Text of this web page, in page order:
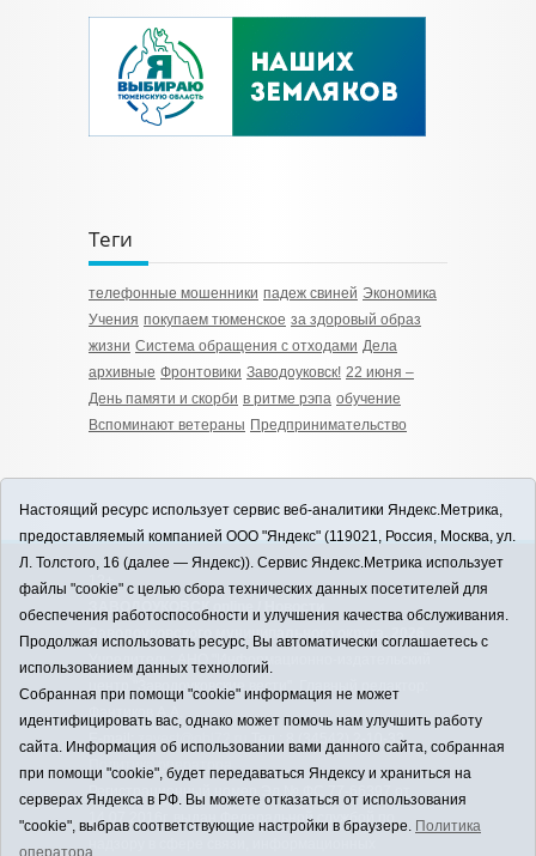
Теги
телефонные мошенники падеж свиней Экономика
Учения покупаем тюменское за здоровый образ
жизни Система обращения с отходами Дела
архивные Фронтовики Заводоуковск! 22 июня –
День памяти и скорби в ритме рэпа обучение
Вспоминают ветераны Предпринимательство
12+
ЗАВОДОУКОВСК online / Новости
Заводоуковского муниципального округа, 2026
Учредитель: АНО "Информационно-издательский
центр "Заводоуковские вести". Главный редактор:
E-mail:
zavest@obl72.ru
Тел.: 8 (34542) 2-10-33
Политика оператора
Регистрационный номер Эл № ФС 77-66397 от
14.07.2016г. выдан Федеральной службой по
Настоящий ресурс использует сервис веб-аналитики Яндекс.Метрика,
предоставляемый компанией ООО "Яндекс" (119021, Россия, Москва, ул.
Л. Толстого, 16 (далее — Яндекс)). Сервис Яндекс.Метрика использует
файлы "cookie" с целью сбора технических данных посетителей для
обеспечения работоспособности и улучшения качества обслуживания.
Продолжая использовать ресурс, Вы автоматически соглашаетесь с
использованием данных технологий.
Собранная при помощи "cookie" информация не может
идентифицировать вас, однако может помочь нам улучшить работу
сайта. Информация об использовании вами данного сайта, собранная
при помощи "cookie", будет передаваться Яндексу и храниться на
серверах Яндекса в РФ. Вы можете отказаться от использования
"cookie", выбрав соответствующие настройки в браузере. Политика
оператора